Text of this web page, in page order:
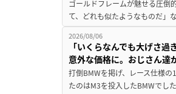
ゴールドフレームが魅せる圧倒
て、どれも似たようなものだ
2026/08/06
「いくらなんでも大げさ
意外な価格に。おじさん達
打倒BMWを掲げ、レース仕様
たのはM3を投入したBMWでし